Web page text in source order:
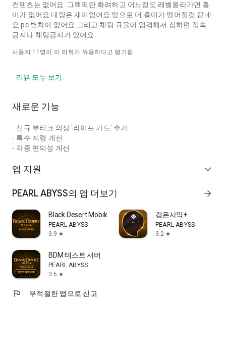
컨텐츠는 없어요. 그랙픽만 화려하고 어느정도 레벨올라가면 흥
미가 없어요.대양은 재미없어요.앞으로 더 흥미가 떨어질것 같네
요.pc 별차이 없어요.그리고 채팅 규율이 업격해서 심하면 접속
금지나 채팅금지가 있어요.
사용자 11 명이 이 리뷰가 유용하다고 평가함
리뷰 모두 보기
새로운 기능
- 신규 부티크 의상 '라이프 가드' 추가
- 특수 지령 개선
- 각종 편의성 개선
앱 지원 expand_more
PEARL ABYSS의 앱 더보기 arrow_forward
Black Desert Mobile
PEARL ABYSS
3.9 star
검은사막+
PEARL ABYSS
3.2 star
BDM 테스트 서버
PEARL ABYSS
3.5 star
flag 부적절한 앱으로 신고